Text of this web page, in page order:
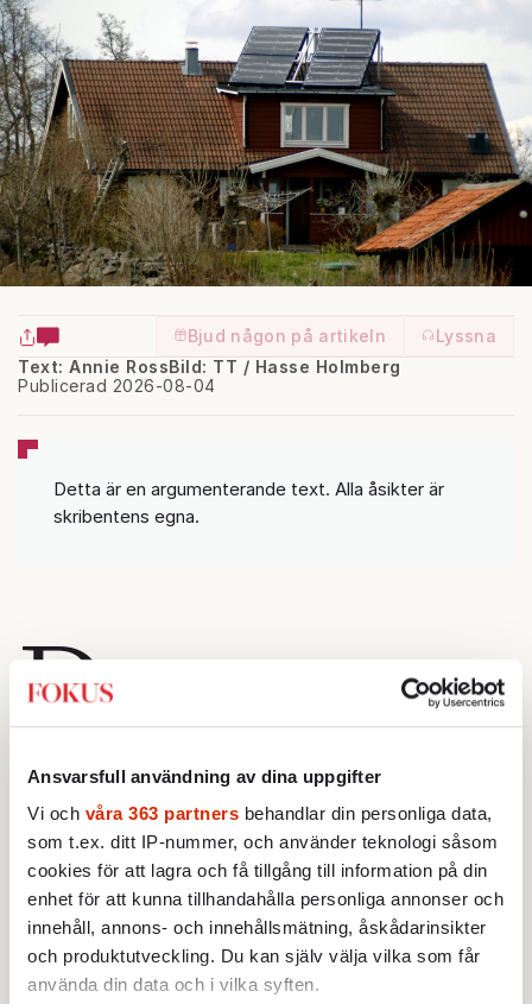
Ansvarsfull användning av dina uppgifter
Vi och våra 363 partners behandlar din personliga data,
som t.ex. ditt IP-nummer, och använder teknologi såsom
cookies för att lagra och få tillgång till information på din
enhet för att kunna tillhandahålla personliga annonser och
innehåll, annons- och innehållsmätning, åskådarinsikter
och produktutveckling. Du kan själv välja vilka som får
använda din data och i vilka syften.
Bjud någon på artikeln
Lyssna
Text: Annie Ross
Publicerad 2026-08-04
Bild: TT / Hasse Holmberg
Detta är en argumenterande text. Alla åsikter är
skribentens egna.
D et brukar heta att historien inte
upprepar sig, den rimmar. I dag ekar världen
av 70-talets djupa oljekriser. Sedan några år
har kriserna börjat hopa sig och världen
genomgår nu den svåraste energikrisen på ett
halvsekel. Forskarna talar om polykriser för
att förstå vår nutid – multipla kriser som
krokar i och förstärker varandra.